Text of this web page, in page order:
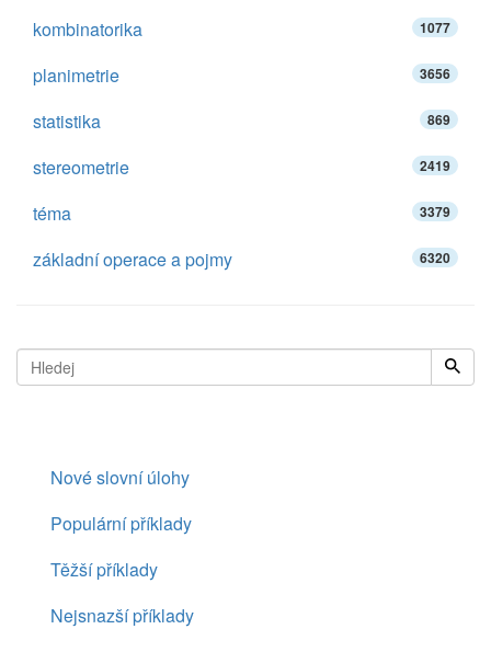
kombinatorika 1077
planimetrie 3656
statistika 869
stereometrie 2419
téma 3379
základní operace a pojmy 6320
Nové slovní úlohy
Populární příklady
Těžší příklady
Nejsnazší příklady